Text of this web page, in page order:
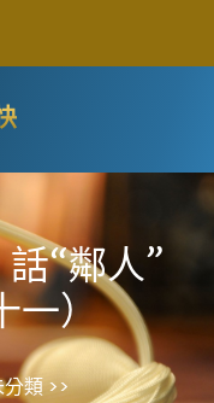
“鄰人”
一）
類 >>